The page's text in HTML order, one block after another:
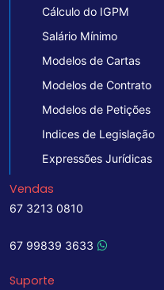
Cálculo do IGPM
Salário Mínimo
Modelos de Cartas
Modelos de Contrato
Modelos de Petições
Indices de Legislação
Expressões Jurídicas
Vendas
67 3213 0810
67 99839 3633
Suporte